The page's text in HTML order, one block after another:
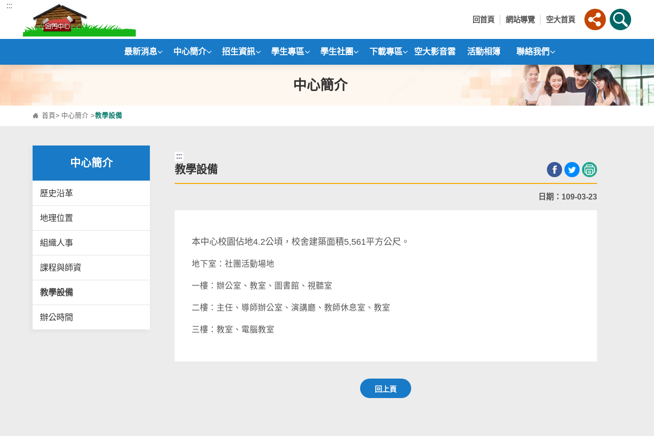
跳到主要內容區塊
:::
回首頁
網站導覽 空大首頁
最新消息 中心簡介 招生資訊 學生專區 學生社團 下載專區 空大影音雲 活動相簿 聯絡我們
中心簡介
首頁> 中心簡介 >教學設備
中心簡介
歷史沿革
地理位置
組織人事
課程與師資
教學設備
辦公時間
:::
教學設備
日期：109-03-23
本中心校園佔地4.2公頃，校舍建築面積5,561平方公尺。
地下室：社團活動場地
一樓：辦公室、教室、圖書館、視聽室
二樓：主任、導師辦公室、演講廳、教師休息室、教室
三樓：教室、電腦教室
回上頁